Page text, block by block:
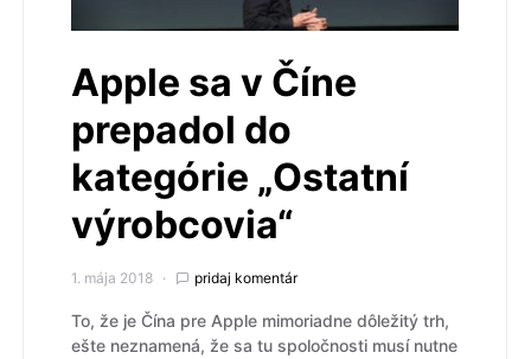
Apple sa v Číne
prepadol do
kategórie „Ostatní
výrobcovia“
1. mája 2018 pridaj komentár
To, že je Čína pre Apple mimoriadne dôležitý trh,
ešte neznamená, že sa tu spoločnosti musí nutne